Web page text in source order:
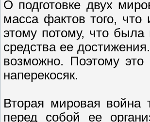
О подготовке двух
масса фактов того,
этому потому, что
средства ее
возможно. Поэтому
наперекосяк.
Вторая мировая война
перед собой ее